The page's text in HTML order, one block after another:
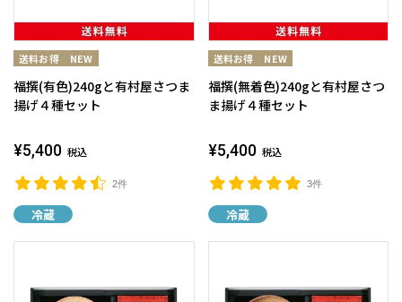
福撰(有色)240gと有村屋さつま
揚げ４種セット
2件
¥5,400 税込
冷蔵
福撰(無着色)240gと有村屋さつ
ま揚げ４種セット
3件
¥5,400 税込
冷蔵